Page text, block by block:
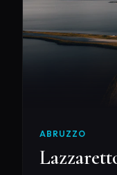
ABRUZZO